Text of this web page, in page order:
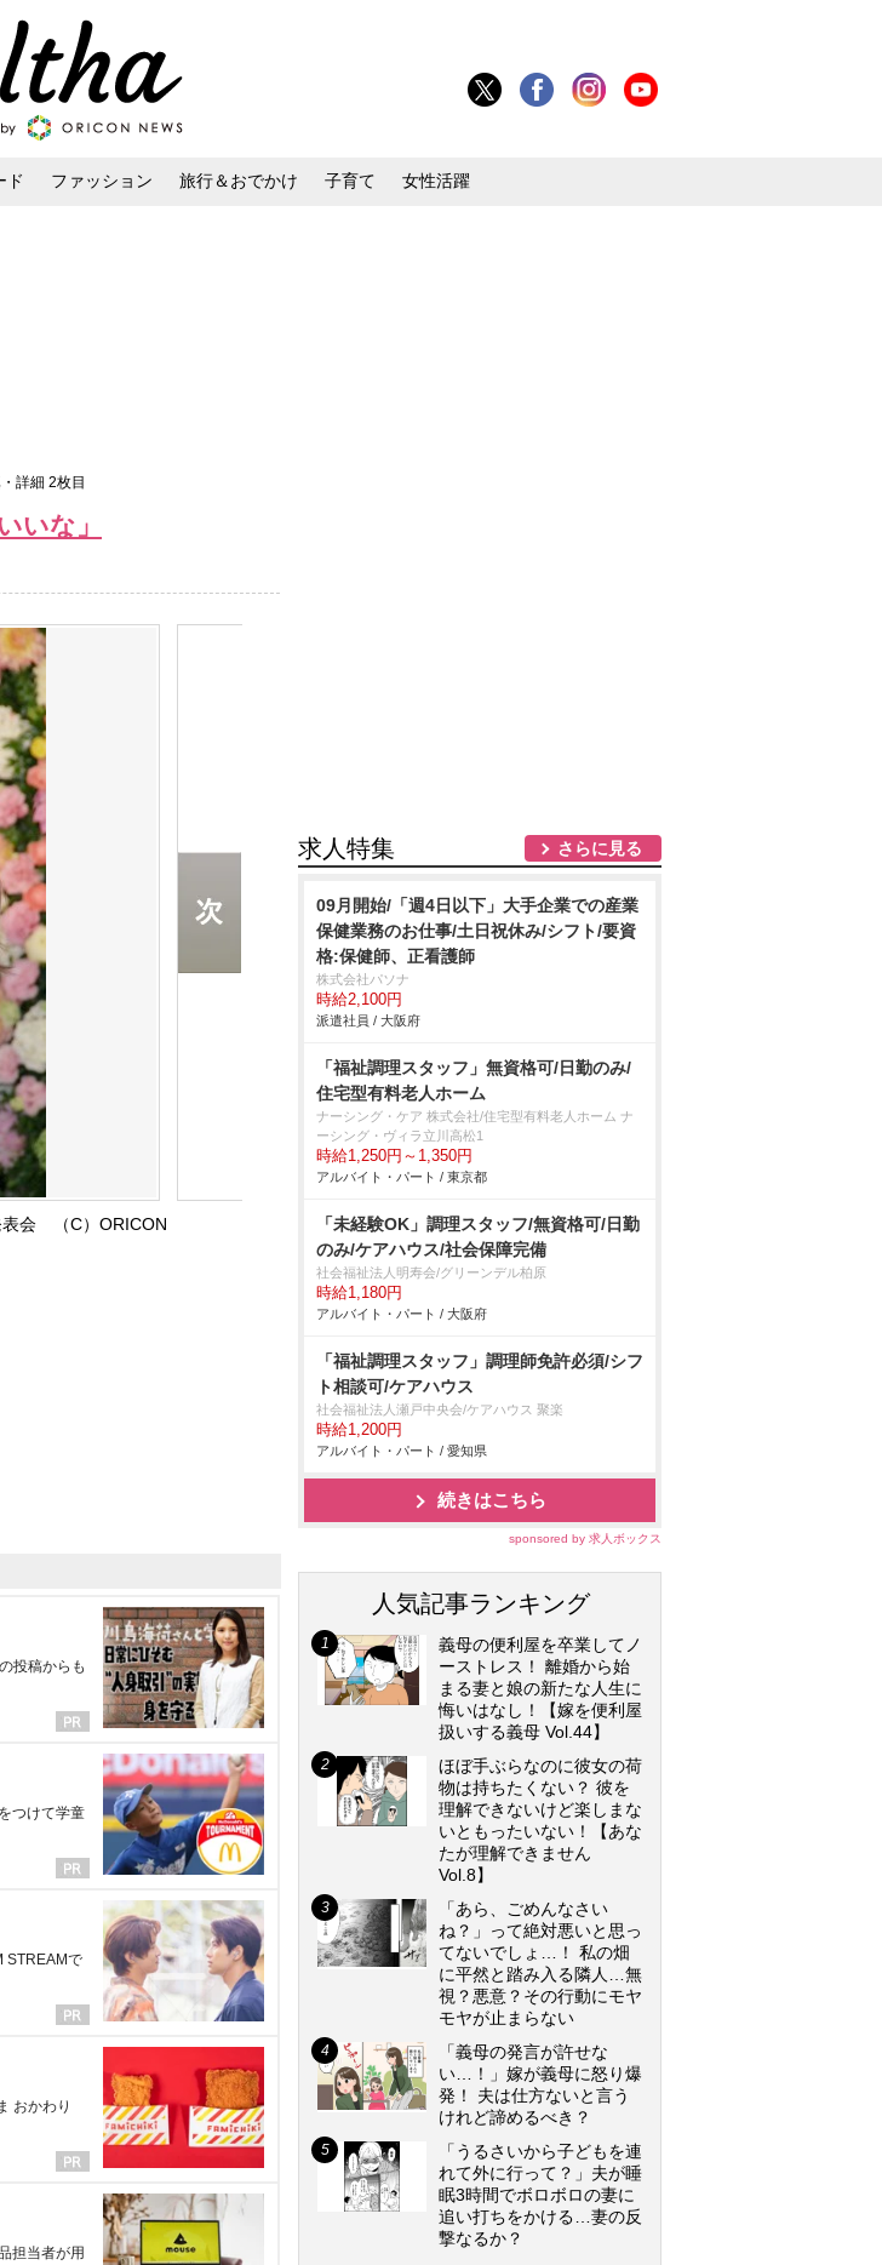
ド ファッション 旅行＆おでかけ 子育て 女性活躍
詳細 2枚目
いな」
表会 （C）ORICON
投稿からも
つけて学童
STREAMで
おかわり
担当者が用
求人特集 さらに見る
09月開始/「週4日以下」大手企業での産業
保健業務のお仕事/土日祝休み/シフト/要資
格:保健師、正看護師
株式会社パソナ
時給2,100円
派遣社員 / 大阪府
「福祉調理スタッフ」無資格可/日勤のみ/
住宅型有料老人ホーム
ナーシング・ケア 株式会社/住宅型有料老人ホーム ナ
ーシング・ヴィラ立川高松1
時給1,250円～1,350円
アルバイト・パート / 東京都
「未経験OK」調理スタッフ/無資格可/日勤
のみ/ケアハウス/社会保障完備
社会福祉法人明寿会/グリーンデル柏原
時給1,180円
アルバイト・パート / 大阪府
「福祉調理スタッフ」調理師免許必須/シフ
ト相談可/ケアハウス
社会福祉法人瀬戸中央会/ケアハウス 聚楽
時給1,200円
アルバイト・パート / 愛知県
続きはこちら
sponsored by 求人ボックス
人気記事ランキング
義母の便利屋を卒業してノ
ーストレス！ 離婚から始
まる妻と娘の新たな人生に
悔いはなし！【嫁を便利屋
扱いする義母 Vol.44】
ほぼ手ぶらなのに彼女の荷
物は持ちたくない？ 彼を
理解できないけど楽しまな
いともったいない！【あな
たが理解できません
Vol.8】
「あら、ごめんなさい
ね？」って絶対悪いと思っ
てないでしょ…！ 私の畑
に平然と踏み入る隣人…無
視？悪意？その行動にモヤ
モヤが止まらない
「義母の発言が許せな
い…！」嫁が義母に怒り爆
発！ 夫は仕方ないと言う
けれど諦めるべき？
「うるさいから子どもを連
れて外に行って？」夫が睡
眠3時間でボロボロの妻に
追い打ちをかける…妻の反
撃なるか？